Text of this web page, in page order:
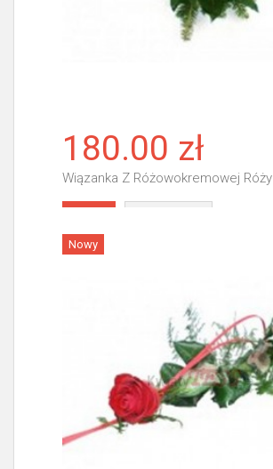
180.00 zł
Wiązanka Z Różowokremowej Róży
Nowy